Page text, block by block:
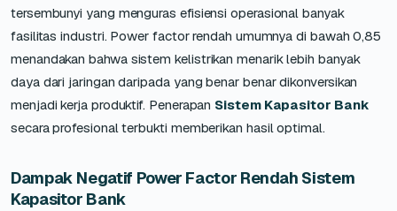
tersembunyi yang menguras efisiensi operasional banyak
fasilitas industri. Power factor rendah umumnya di bawah 0,85
menandakan bahwa sistem kelistrikan menarik lebih banyak
daya dari jaringan daripada yang benar benar dikonversikan
menjadi kerja produktif. Penerapan Sistem Kapasitor Bank
secara profesional terbukti memberikan hasil optimal.
Dampak Negatif Power Factor Rendah Sistem
Kapasitor Bank